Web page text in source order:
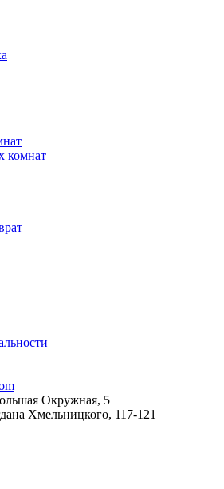
комнат
Окружная, 5
Хмельницкого, 117-121